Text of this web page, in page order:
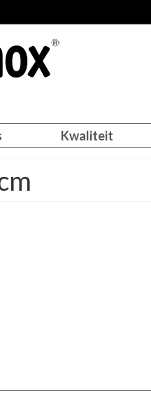
Kwaliteit